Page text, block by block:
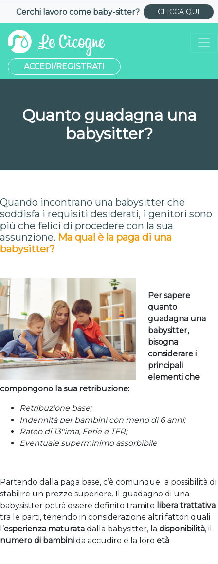
Cerchi lavoro come baby-sitter? CLICCA QUI
ACCEDI/REGISTRATI
Quanto guadagna una
babysitter?
Quando incontrano una babysitter che
soddisfa i requisiti desiderati, i genitori sono
più che felici di procedere con la sua
assunzione. Ma qual è la paga di una
babysitter?
Per sapere
quanto
guadagna una
babysitter,
bisogna
considerare i
principali
elementi che
compongono la sua retribuzione:
Retribuzione base;
Indennità per bambini con meno di 6 anni;
Rateo di 13°ima, Ferie e TFR;
Eventuale superminimo assorbibile.
Partendo dalla paga base, c’è comunque la possibilità di
stabilire un prezzo superiore. Il guadagno di una
babysistter potrà essere definito tramite libera trattativa
tra le parti, tenendo in considerazione altri fattori quali
l’esperienza maturata dalla babysitter, la disponibilità, il
numero di bambini da accudire e la loro età.